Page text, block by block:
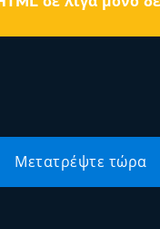
Μετατρέψτε τώρα